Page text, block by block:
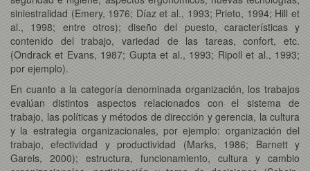
siniestralidad (Emery, 1976; Díaz et al., 1993; Prieto, 1994; Hill et
al., 1998; entre otros); diseño del puesto, características y
contenido del trabajo, variedad de las tareas, confort, etc.
(Ondrack et Evans, 1987; Gupta et al., 1993; Ripoll et al., 1993;
por ejemplo).
En cuanto a la categoría denominada organización, los trabajos
evalúan distintos aspectos relacionados con el sistema de
trabajo, las políticas y métodos de dirección y gerencia, la cultura
y la estrategia organizacionales, por ejemplo: organización del
trabajo, efectividad y productividad (Marks, 1986; Barnett y
Gareis, 2000); estructura, funcionamiento, cultura y cambio